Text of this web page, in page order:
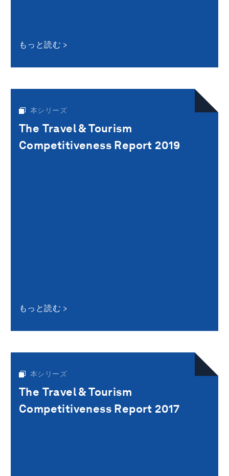
もっと読む
本シリーズ
The Travel & Tourism
Competitiveness Report 2019
もっと読む
本シリーズ
The Travel & Tourism
Competitiveness Report 2017